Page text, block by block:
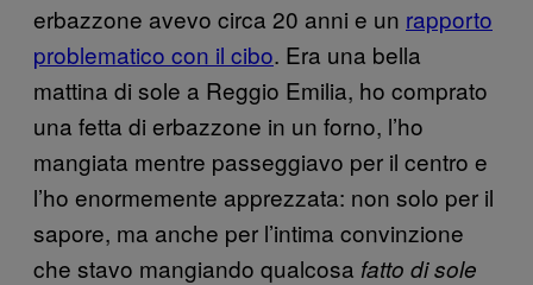
erbazzone avevo circa 20 anni e un rapporto
problematico con il cibo. Era una bella
mattina di sole a Reggio Emilia, ho comprato
una fetta di erbazzone in un forno, l’ho
mangiata mentre passeggiavo per il centro e
l’ho enormemente apprezzata: non solo per il
sapore, ma anche per l’intima convinzione
che stavo mangiando qualcosa fatto di sole